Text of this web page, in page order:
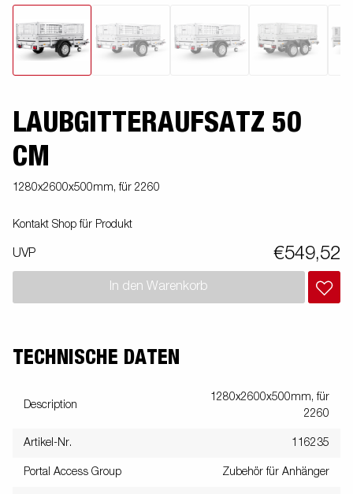
LAUBGITTERAUFSATZ 50
CM
1280x2600x500mm, für 2260
Kontakt Shop für Produkt
UVP €549,52
In den Warenkorb
TECHNISCHE DATEN
Description
1280x2600x500mm, für
2260
Artikel-Nr. 116235
Portal Access Group Zubehör für Anhänger